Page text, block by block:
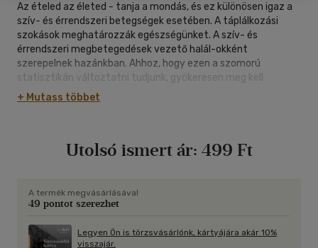
Az ételed az életed - tanja a mondás, és ez különösen igaz a
szív- és érrendszeri betegségek esetében. A táplálkozási
szokások meghatározzák egészségünket. A szív- és
érrendszeri megbetegedések vezető halál-okként
szerepelnek hazánkban. Ahhoz, hogy ezen a szomorú
statisztikán változtatni tudjunk, gyökeresen meg kell
változtatni táplálkozási szokásainkat. Megfelelő diétával
jelentősen csökkenteni tudjuk a két fő rizikó-faktort; az
Diétás tanácsokkal, 130 étel receptjcvel szeretnék
segítséget nyújtaní abban, hogy sikeresen vehessük fel a
agyvérzéssel szemben.
+ Mutass többet
Utolsó ismert ár: 499 Ft
A termék megvásárlásával
49 pontot szerezhet
Legyen Ön is törzsvásárlónk, kártyájára akár 10%
visszajár.